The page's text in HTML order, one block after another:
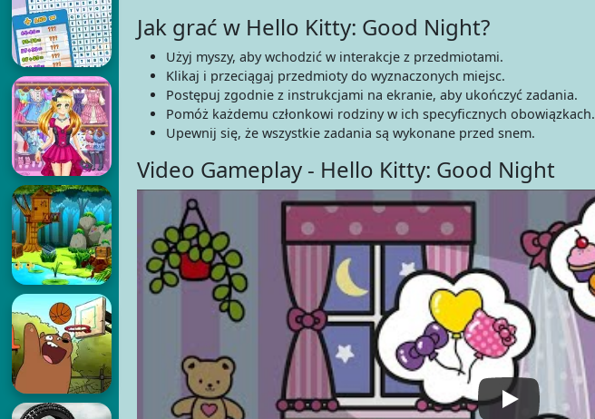
Jak grać w Hello Kitty: Good Night?
Użyj myszy, aby wchodzić w interakcje z przedmiotami.
Klikaj i przeciągaj przedmioty do wyznaczonych miejsc.
Postępuj zgodnie z instrukcjami na ekranie, aby ukończyć zadania.
Pomóż każdemu członkowi rodziny w ich specyficznych obowiązkach.
Upewnij się, że wszystkie zadania są wykonane przed snem.
Video Gameplay - Hello Kitty: Good Night